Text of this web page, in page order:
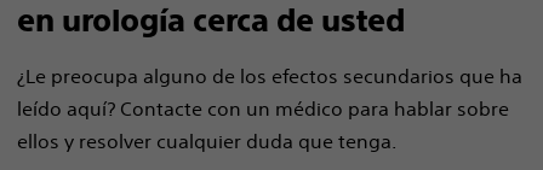
en urología cerca de usted
¿Le preocupa alguno de los efectos secundarios que ha
leído aquí? Contacte con un médico para hablar sobre
ellos y resolver cualquier duda que tenga.